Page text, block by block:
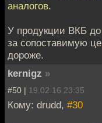
аналогов.
У продукции ВКБ до
за сопоставимую
дороже.
kernigz »
#50 | 19.02.16 23:35
Кому: drudd, #30